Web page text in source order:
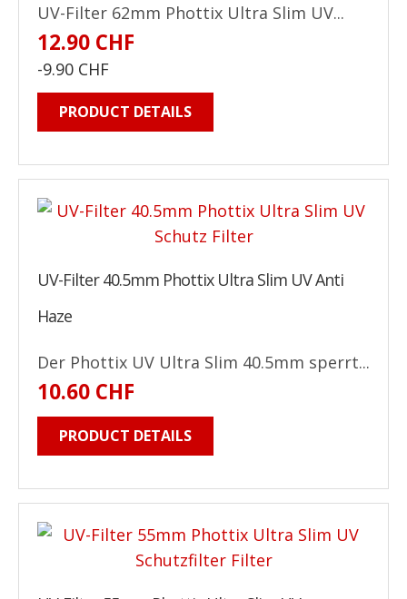
UV-Filter 62mm Phottix Ultra Slim UV...
12.90 CHF
-9.90 CHF
PRODUCT DETAILS
UV-Filter 40.5mm Phottix Ultra Slim UV Anti
Haze
Der Phottix UV Ultra Slim 40.5mm sperrt...
10.60 CHF
PRODUCT DETAILS